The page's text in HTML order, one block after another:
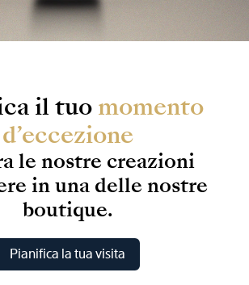
il tuomomento
d’eccezione
le nostre creazioni
inuna delle nostre
boutique.
Pianifica la tua visita